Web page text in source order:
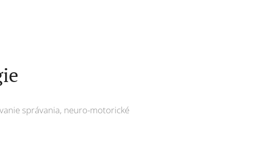
správania, neuro-motorické